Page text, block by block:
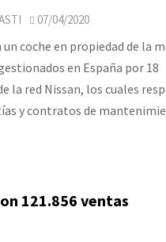
07/04/2020
un coche en propiedad de la
en España por 18
la red Nissan, los cuales
y contratos de
121.856 ventas